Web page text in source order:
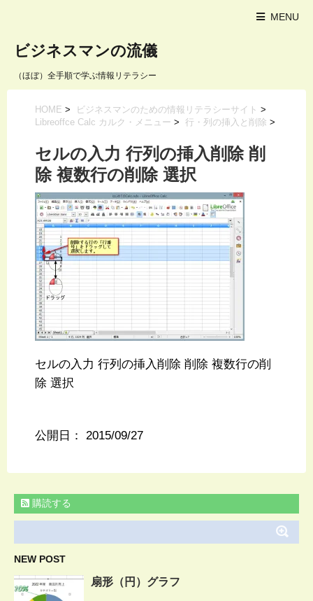
MENU
ビジネスマンの流儀
（ほぼ）全手順で学ぶ情報リテラシー
HOME > ビジネスマンのための情報リテラシーサイト >
Libreoffce Calc カルク・メニュー > 行・列の挿入と削除 >
セルの入力 行列の挿入削除 削
除 複数行の削除 選択
セルの入力 行列の挿入削除 削除 複数行の削
除 選択
公開日： 2015/09/27
購読する
NEW POST
扇形（円）グラフ